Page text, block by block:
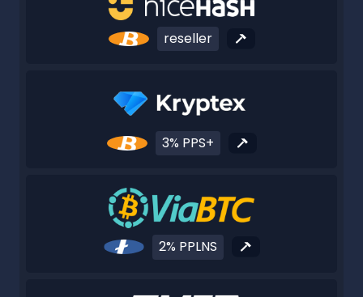
reseller
3% PPS+
2% PPLNS